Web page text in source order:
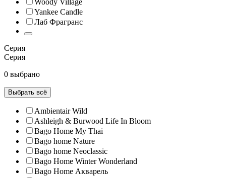
Woody Village
Yankee Candle
Лаб Фрагранс
Серия
Серия
0 выбрано
Выбрать всё
Ambientair Wild
Ashleigh & Burwood Life In Bloom
Bago Home My Thai
Bago home Nature
Bago home Neoclassic
Bago Home Winter Wonderland
Bago Home Акварель